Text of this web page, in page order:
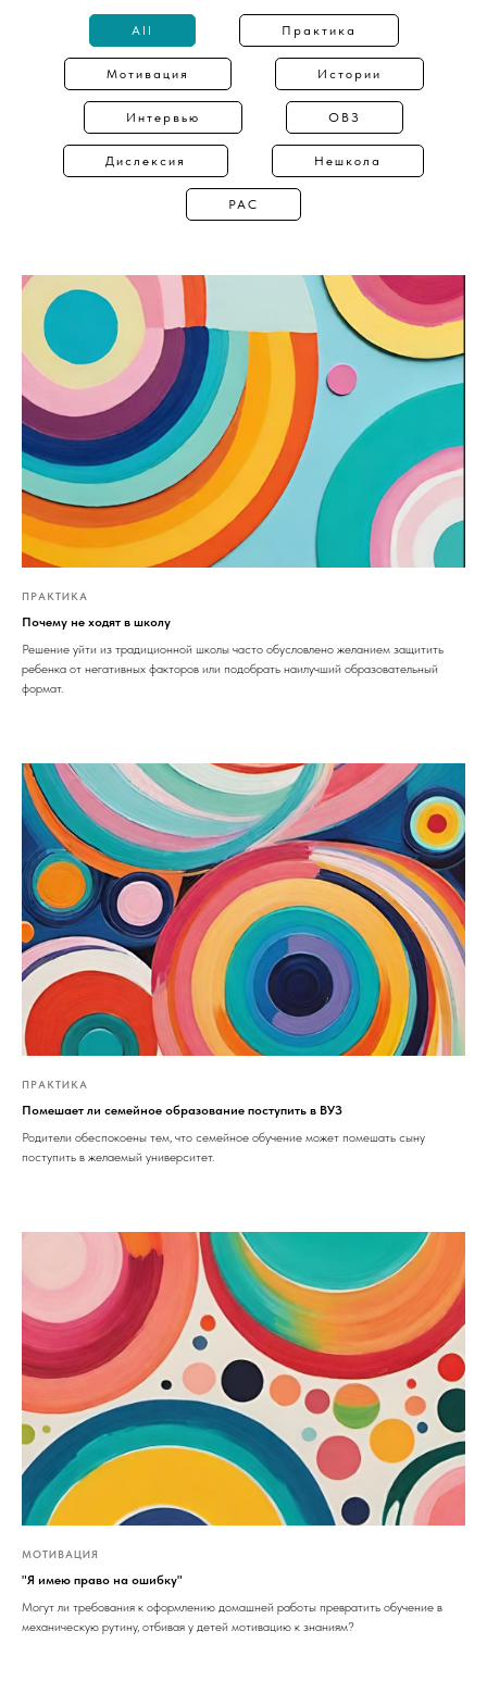
All Практика
Мотивация Истории
Интервью ОВЗ
Дислексия Нешкола
РАС
ПРАКТИКА
Почему не ходят в школу
Решение уйти из традиционной школы часто обусловлено желанием защитить
ребенка от негативных факторов или подобрать наилучший образовательный
формат.
ПРАКТИКА
Помешает ли семейное образование поступить в ВУЗ
Родители обеспокоены тем, что семейное обучение может помешать сыну
поступить в желаемый университет.
МОТИВАЦИЯ
"Я имею право на ошибку"
Могут ли требования к оформлению домашней работы превратить обучение в
механическую рутину, отбивая у детей мотивацию к знаниям?